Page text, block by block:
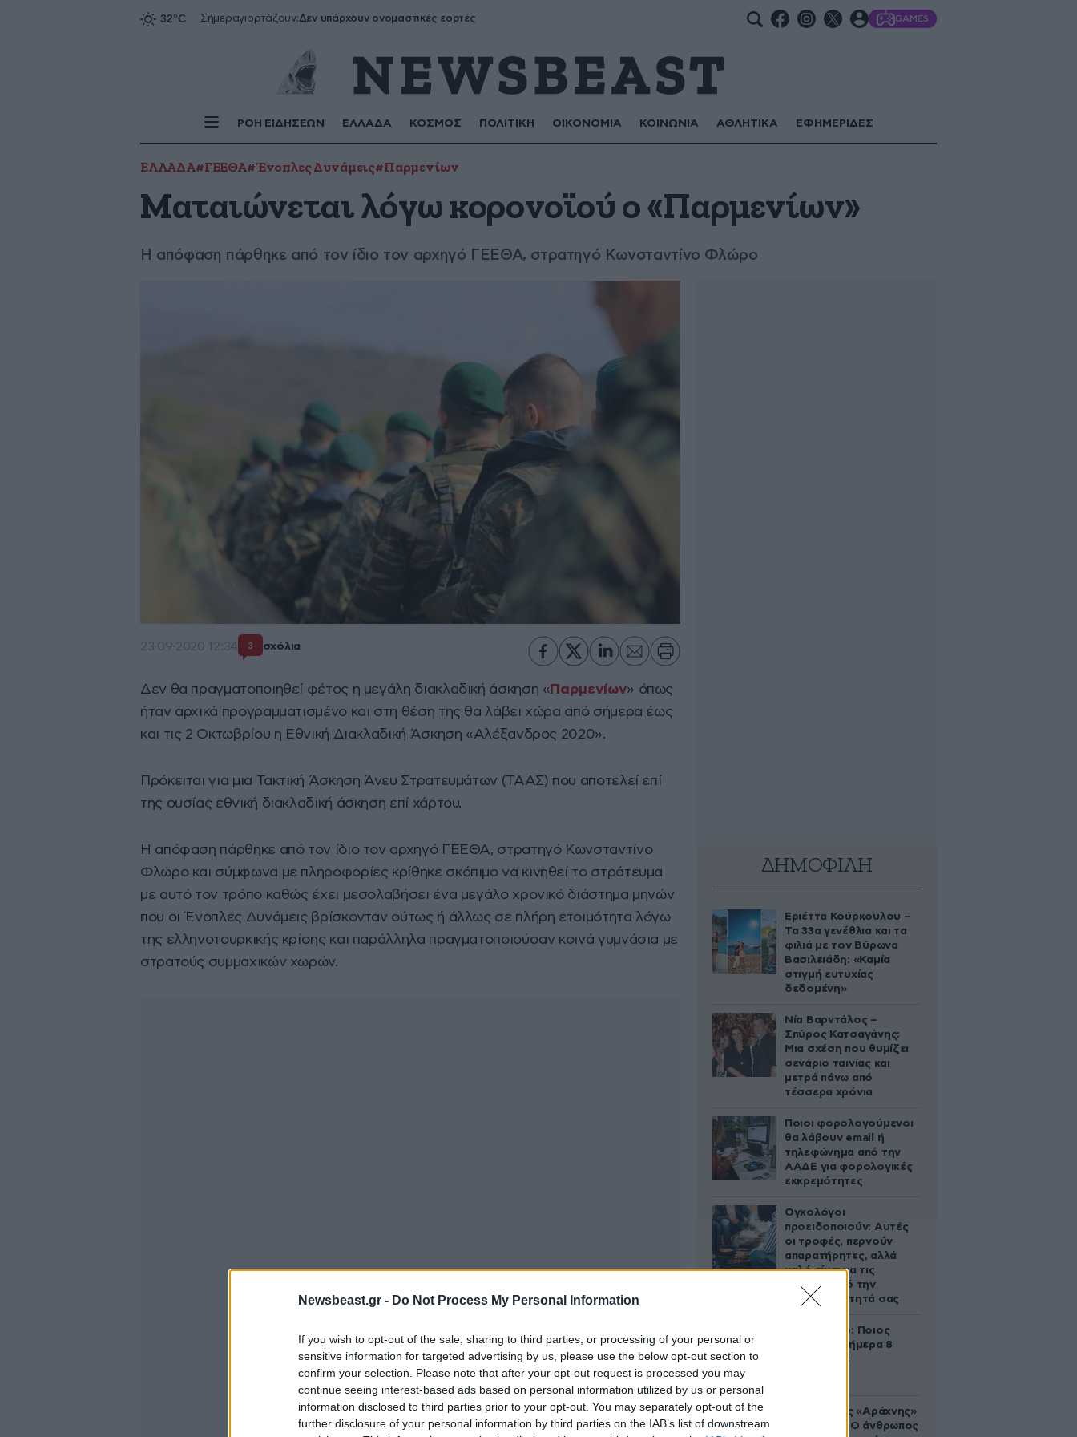
Newsbeast.gr - Do Not Process My Personal Information
If you wish to opt-out of the sale, sharing to third parties, or processing of your personal or
sensitive information for targeted advertising by us, please use the below opt-out section to
confirm your selection. Please note that after your opt-out request is processed you may
continue seeing interest-based ads based on personal information utilized by us or personal
information disclosed to third parties prior to your opt-out. You may separately opt-out of the
further disclosure of your personal information by third parties on the IAB’s list of downstream
Σήμεραγιορτάζουν:Δεν υπάρχουν ονομαστικές εορτές GAMES
ΡΟΗ ΕΙΔΗΣΕΩΝ ΕΛΛΑΔΑ ΚΟΣΜΟΣ ΠΟΛΙΤΙΚΗ ΟΙΚΟΝΟΜΙΑ ΚΟΙΝΩΝΙΑ ΑΘΛΗΤΙΚΑ ΕΦΗΜΕΡΙΔΕΣ
ΕΛΛΑΔΑ#ΓΕΕΘΑ#Ένοπλες Δυνάμεις#Παρμενίων
Ματαιώνεται λόγω κορονοϊού ο «Παρμενίων»
Η απόφαση πάρθηκε από τον ίδιο τον αρχηγό ΓΕΕΘΑ, στρατηγό Κωνσταντίνο Φλώρο
23·09·2020 12:34 3 σχόλια
Δεν θα πραγματοποιηθεί φέτος η μεγάλη διακλαδική άσκηση « Παρμενίων» όπως
ήταν αρχικά προγραμματισμένο και στη θέση της θα λάβει χώρα από σήμερα έως
και τις 2 Οκτωβρίου η Εθνική Διακλαδική Άσκηση «Αλέξανδρος 2020».
Πρόκειται για μια Τακτική Άσκηση Άνευ Στρατευμάτων (ΤΑΑΣ) που αποτελεί επί
της ουσίας εθνική διακλαδική άσκηση επί χάρτου.
Η απόφαση πάρθηκε από τον ίδιο τον αρχηγό ΓΕΕΘΑ, στρατηγό Κωνσταντίνο
Φλώρο και σύμφωνα με πληροφορίες κρίθηκε σκόπιμο να κινηθεί το στράτευμα
με αυτό τον τρόπο καθώς έχει μεσολαβήσει ένα μεγάλο χρονικό διάστημα μηνών
που οι Ένοπλες Δυνάμεις βρίσκονταν ούτως ή άλλως σε πλήρη ετοιμότητα λόγω
της ελληνοτουρκικής κρίσης και παράλληλα πραγματοποιούσαν κοινά γυμνάσια με
στρατούς συμμαχικών χωρών.
ΔΗΜΟΦΙΛΗ
Εριέττα Κούρκουλου –
Τα 33α γενέθλια και τα
φιλιά με τον Βύρωνα
Βασιλειάδη: «Καμία
στιγμή ευτυχίας
δεδομένη»
Νία Βαρντάλος –
Σπύρος Κατσαγάνης:
Μια σχέση που θυμίζει
σενάριο ταινίας και
μετρά πάνω από
τέσσερα χρόνια
Ποιοι φορολογούμενοι
θα λάβουν email ή
τηλεφώνημα από την
ΑΑΔΕ για φορολογικές
εκκρεμότητες
Ογκολόγοι
προειδοποιούν: Αυτές
οι τροφές, περνούν
απαρατήρητες, αλλά
καλό είναι να τις
βγάλετε από την
καθημερινότητά σας
Εορτολόγιο: Ποιος
γιορτάζει σήμερα 8
Αυγούστου
Στα ίχνη της «Αράχνης»
του Άσαντ: Ο άνθρωπος